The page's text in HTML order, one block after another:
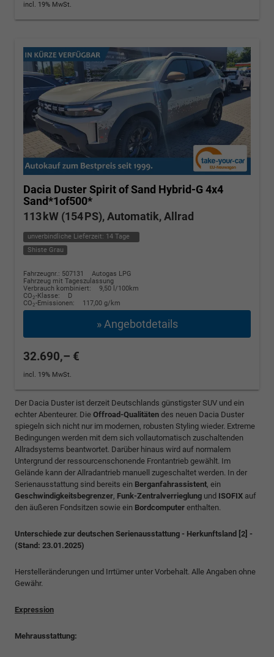
incl. 19% MwSt.
Dacia DusterSpirit of Sand Hybrid-G 4x4
Sand*1of500*
113 kW (154 PS), Automatik, Allrad
unverbindliche Lieferzeit: 14 Tage
Shiste Grau
Fahrzeugnr.: 507131
Autogas LPG
Fahrzeug mit Tageszulassung
Verbrauch kombiniert:
9,50 l/100km
CO2-Klasse:
D
CO2-Emissionen: 117,00 g/km
» Angebotdetails
32.690,– €
incl. 19% MwSt.
Der Dacia Duster ist derzeit Deutschlands günstigster SUV und ein
echter Abenteurer. Die Offroad-Qualitäten des neuen Dacia Duster
spiegeln sich nicht nur im modernen, robusten Styling wieder. Extreme
Bedingungen werden mit dem sich vollautomatisch zuschaltenden
Allradsystems beantwortet. Darüber hinaus wird auf normalem
Untergrund der ressourcenschonende Frontantrieb gewählt. Im
Gelände kann der Allradantrieb manuell zugeschaltet werden. In der
Serienausstattung sind bereits ein Berganfahrassistent, ein
Geschwindigkeitsbegrenzer, Funk-Zentralverrieglung und ISOFIX auf
den äußeren Fondsitzen sowie ein Bordcomputer enthalten.
Unterschiede zur deutschen Serienausstattung - Herkunftsland [2] -
(Stand: 23.01.2025)
Herstelleränderungen und Irrtümer unter Vorbehalt. Alle Angaben ohne
Gewähr.
Expression
Mehrausstattung: